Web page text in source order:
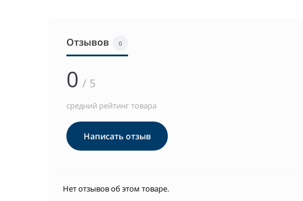
Отзывов 0
0 / 5
средний рейтинг товара
Написать отзыв
Нет отзывов об этом товаре.